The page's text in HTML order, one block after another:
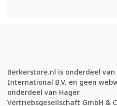
Berkerstore.nl is onderdeel van
International B.V. en geen
onderdeel van Hager
Vertriebsgesellschaft GmbH &